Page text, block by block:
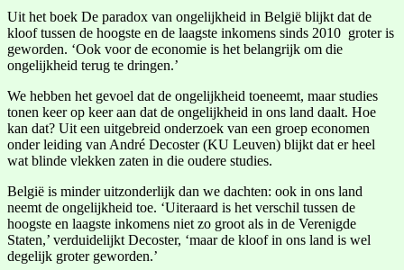
Uit het boek De paradox van ongelijkheid in België blijkt dat de
kloof tussen de hoogste en de laagste inkomens sinds 2010 groter is
geworden. ‘Ook voor de economie is het belangrijk om die
ongelijkheid terug te dringen.’
We hebben het gevoel dat de ongelijkheid toeneemt, maar studies
tonen keer op keer aan dat de ongelijkheid in ons land daalt. Hoe
kan dat? Uit een uitgebreid onderzoek van een groep economen
onder leiding van André Decoster (KU Leuven) blijkt dat er heel
wat blinde vlekken zaten in die oudere studies.
België is minder uitzonderlijk dan we dachten: ook in ons land
neemt de ongelijkheid toe. ‘Uiteraard is het verschil tussen de
hoogste en laagste inkomens niet zo groot als in de Verenigde
Staten,’ verduidelijkt Decoster, ‘maar de kloof in ons land is wel
degelijk groter geworden.’